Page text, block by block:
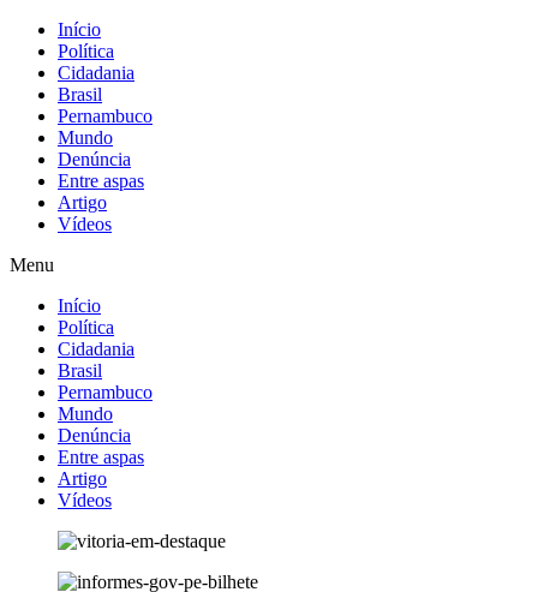
Início
Política
Cidadania
Brasil
Pernambuco
Mundo
Denúncia
Entre aspas
Artigo
Vídeos
Menu
Início
Política
Cidadania
Brasil
Pernambuco
Mundo
Denúncia
Entre aspas
Artigo
Vídeos